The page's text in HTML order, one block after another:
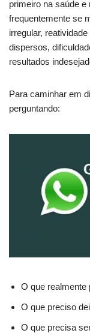
primeiro na saúde
frequentemente se
irregular,
dispersos,
resultados
Para caminhar em
perguntando:
O que realmente
O que preciso
O que precisa